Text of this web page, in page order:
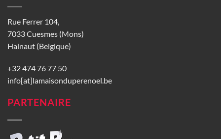
Rue Ferrer 104,
7033 Cuesmes (Mons)
Hainaut (Belgique)
+32 474 76 77 50
info[at]lamaisonduperenoel.be
PARTENAIRE